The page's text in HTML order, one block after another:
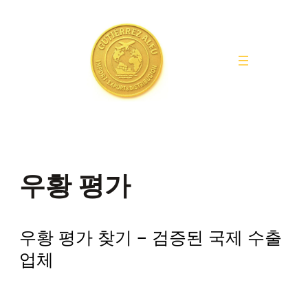
우황 평가
우황 평가 찾기 – 검증된 국제 수출
업체